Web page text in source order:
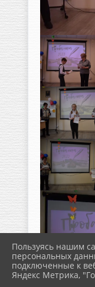
Пользуясь нашим
персональных
подключенные к
Яндекс Метрика,